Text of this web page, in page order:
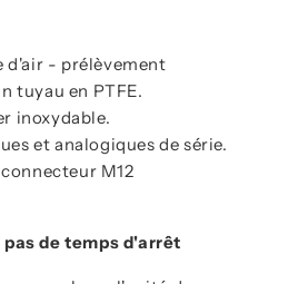
d'air - prélèvement
tuyau en PTFE.
inoxydable.
et analogiques de série.
M12
de temps d'arrêt